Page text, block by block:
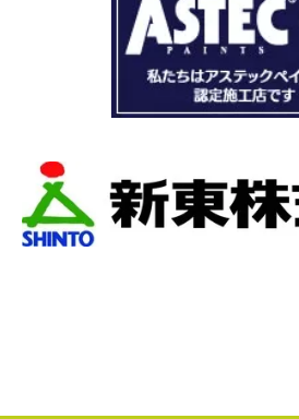
瓦の劣化がだいぶ進んでいて
穴が空いているのもわりまし
本当は屋根全部を変えたいと
の先10数年で住み替え予定な
をお願いしました。
作業です。
当初夕方４時頃終了予定が、
瓦まで使って瓦を差し替えて
くなるまで頑張っていただき頭